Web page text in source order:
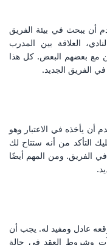
أن يبحث في بيئة الفريق
العلاقة بين المدرب
مع بعضهم البعض. كل هذا
الفريق الجديد.
يأخذه في الاعتبار وهو
التأكد من أنه ستتاح لك
الفريق. ومن المهم أيضًا
عادل ومفيد له. يجب أن
وشروط العقد في حالة